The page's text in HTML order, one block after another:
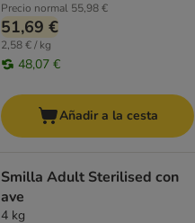
Precio normal 55,98 €
51,69 €
2,58 € / kg
48,07 €
Añadir a la cesta
Smilla Adult Sterilised con
ave
4 kg